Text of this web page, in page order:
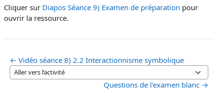
Cliquer sur Diapos Séance 9) Examen de préparation pour
ouvrir la ressource.
← Vidéo séance 8) 2.2 Interactionnisme symbolique
Aller vers l’activité
Questions de l'examen blanc →